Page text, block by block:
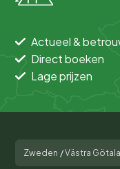
Actueel &
Direct boeken
Lage prijzen
Zweden /Västra